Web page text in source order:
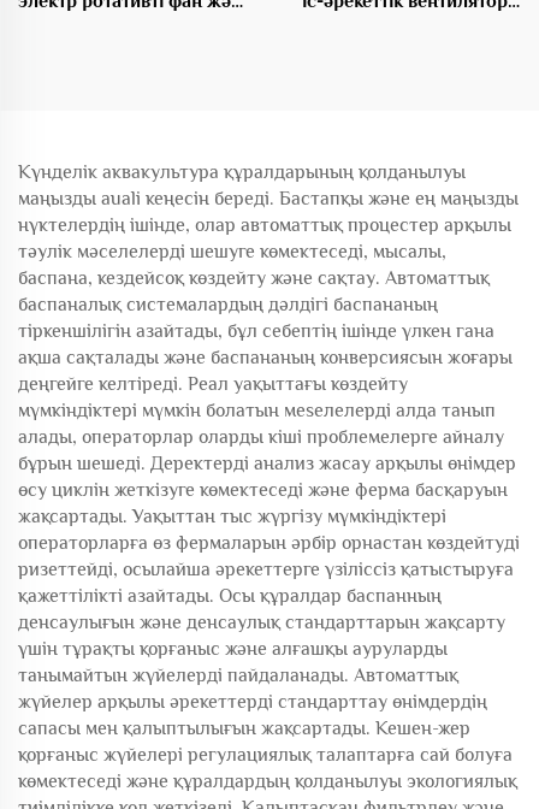
Күнделік аквакультура құралдарының қолданылуы
маңызды аuali кеңесін береді. Бастапқы және ең маңызды
нүктелердің ішінде, олар автоматтық процестер арқылы
тәулік мәселелерді шешуге көмектеседі, мысалы,
баспана, кездейсоқ көздейту және сақтау. Автоматтық
баспаналық системалардың дәлдігі баспананың
тіркеншілігін азайтады, бұл себептің ішінде үлкен гана
ақша сақталады және баспананың конверсиясын жоғары
деңгейге келтіреді. Реал уақыттағы көздейту
мүмкіндіктері мүмкін болатын мeseлелерді алда танып
алады, операторлар оларды кіші проблемелерге айналу
бұрын шешеді. Деректерді анализ жасау арқылы өнімдер
өсу циклін жеткізуге көмектеседі және ферма басқаруын
жақсартады. Уақыттан тыс жүргізу мүмкіндіктері
операторларға өз фермаларын әрбір орнастан көздейтуді
ризеттейді, осылайша әрекеттерге үзіліссіз қатыстыруға
қажеттілікті азайтады. Осы құралдар баспанның
денсаулығын және денсаулық стандарттарын жақсарту
үшін тұрақты қорғаныс және алғашқы ауруларды
танымайтын жүйелерді пайдаланады. Автоматтық
жүйелер арқылы әрекеттерді стандарттау өнімдердің
сапасы мен қалыптылығын жақсартады. Кешен-жер
қорғаныс жүйелері регулациялық талаптарға сай болуға
көмектеседі және құралдардың қолданылуы экологиялық